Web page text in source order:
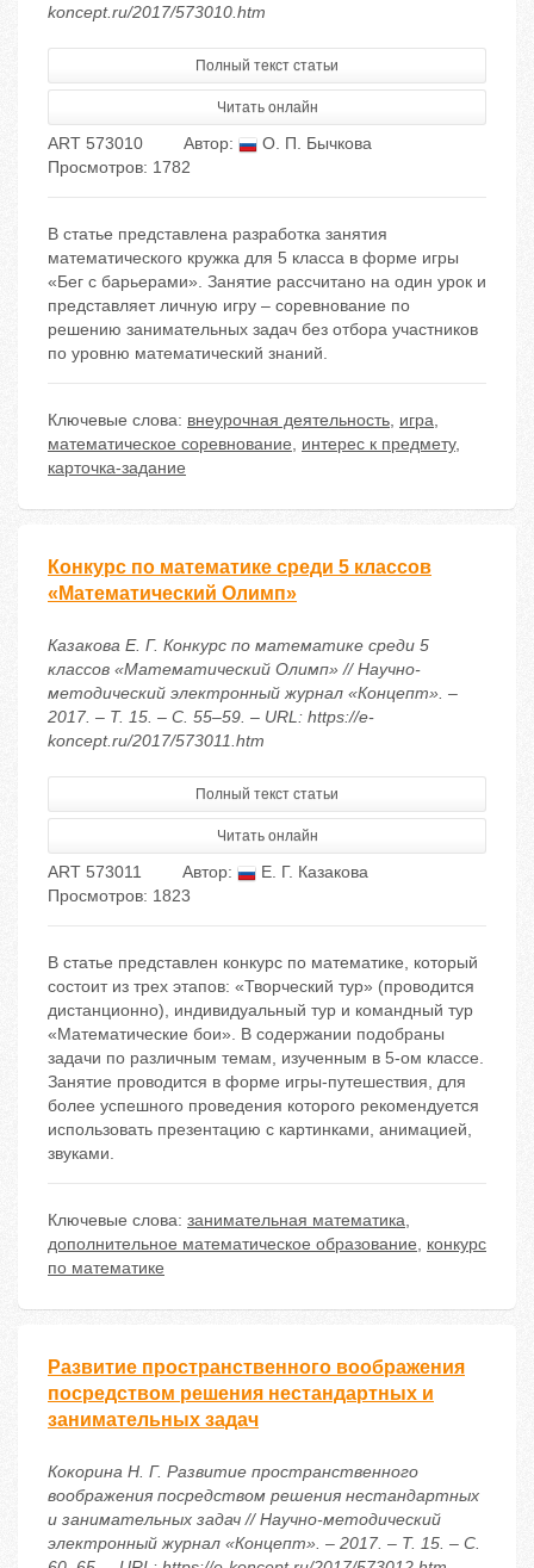
koncept.ru/2017/573010.htm
Полный текст статьи
Читать онлайн
ART 573010 Автор:
О. П. Бычкова
Просмотров: 1782
В статье представлена разработка занятия
математического кружка для 5 класса в форме игры
«Бег с барьерами». Занятие рассчитано на один урок и
представляет личную игру – соревнование по
решению занимательных задач без отбора участников
по уровню математический знаний.
Ключевые слова: внеурочная деятельность, игра,
математическое соревнование, интерес к предмету,
карточка-задание
Конкурс по математике среди 5 классов
«Математический Олимп»
Казакова Е. Г. Конкурс по математике среди 5
классов «Математический Олимп» // Научно-
методический электронный журнал «Концепт». –
2017. – Т. 15. – С. 55–59. – URL: https://e-
koncept.ru/2017/573011.htm
Полный текст статьи
Читать онлайн
ART 573011 Автор:
Е. Г. Казакова
Просмотров: 1823
В статье представлен конкурс по математике, который
состоит из трех этапов: «Творческий тур» (проводится
дистанционно), индивидуальный тур и командный тур
«Математические бои». В содержании подобраны
задачи по различным темам, изученным в 5-ом классе.
Занятие проводится в форме игры-путешествия, для
более успешного проведения которого рекомендуется
использовать презентацию с картинками, анимацией,
звуками.
Ключевые слова: занимательная математика,
дополнительное математическое образование, конкурс
по математике
Развитие пространственного воображения
посредством решения нестандартных и
занимательных задач
Кокорина Н. Г. Развитие пространственного
воображения посредством решения нестандартных
и занимательных задач // Научно-методический
электронный журнал «Концепт». – 2017. – Т. 15. – С.